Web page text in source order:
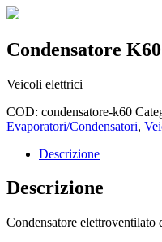
Condensatore K60
Veicoli elettrici
COD: condensatore-k60
Evaporatori/Condensatori,
Descrizione
Descrizione
Condensatore elettroventilato